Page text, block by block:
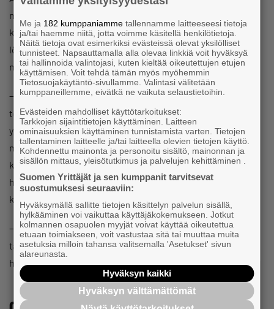
mutta se, että joku tekisi työtä yhtä suurella intohimolla,
kumppanina, tuntui paljon paremmalta vaihtoehdolta. Apu
löytyi läheltä, sillä Ojanen oli liittynyt yrittäjäjärjestöön ja
niistä piireistä löytyi myös tuleva yhtiökumppani.
− Jenna Antinmaa aloitti syyskuussa 2019. Sen jälkeen
teimme yhdessä joulukuussa saman myynnin kuin minä
yksin ensimmäisen 1,5 vuoden aikana. Hän otti
markkinoinnin ja käytännön asiat hoitaakseen, joten sain
keskittyä suklaan valmistukseen. Somemarkkinoinnin
hoitaminen näkyi Antinmaan mukaan räjähdysmäisenä
kasvuna myynnissä joulukuussa.
− Suklaan myynti ylitti kaikki odotukset! Haaveilimme jo
tammikuun laihdutuskuureista, jotta saisimme vähän
hengähtää, hän iloitsee.
Me ja 182 kumppaniamme tallennamme laitteeseesi tietoja
ja/tai haemme niitä, jotta voimme käsitellä henkilötietoja.
Näitä tietoja ovat esimerkiksi evästeissä olevat yksilölliset
tunnisteet. Napsauttamalla alla olevaa linkkiä voit hyväksyä
tai hallinnoida valintojasi, kuten kieltää oikeutettujen etujen
käyttämisen. Voit tehdä tämän myös myöhemmin
Tietosuojakäytäntö-sivullamme. Valintasi välitetään
kumppaneillemme, eivätkä ne vaikuta selaustietoihin.
Evästeiden mahdolliset käyttötarkoitukset:
Tarkkojen sijaintitietojen käyttäminen. Laitteen
ominaisuuksien käyttäminen tunnistamista varten. Tietojen
tallentaminen laitteelle ja/tai laitteella olevien tietojen käyttö.
Kohdennettu mainonta ja personoitu sisältö, mainonnan ja
sisällön mittaus, yleisötutkimus ja palvelujen kehittäminen .
Suomen Yrittäjät ja sen kumppanit tarvitsevat
suostumuksesi seuraaviin:
Hyväksymällä sallitte tietojen käsittelyn palvelun sisällä,
hylkääminen voi vaikuttaa käyttäjäkokemukseen. Jotkut
kolmannen osapuolen myyjät voivat käyttää oikeutettua
etuaan toimiakseen, voit vastustaa sitä tai muuttaa muita
asetuksia milloin tahansa valitsemalla 'Asetukset' sivun
alareunasta.
Hyväksyn kaikki
Hyväksyn välttämättömät